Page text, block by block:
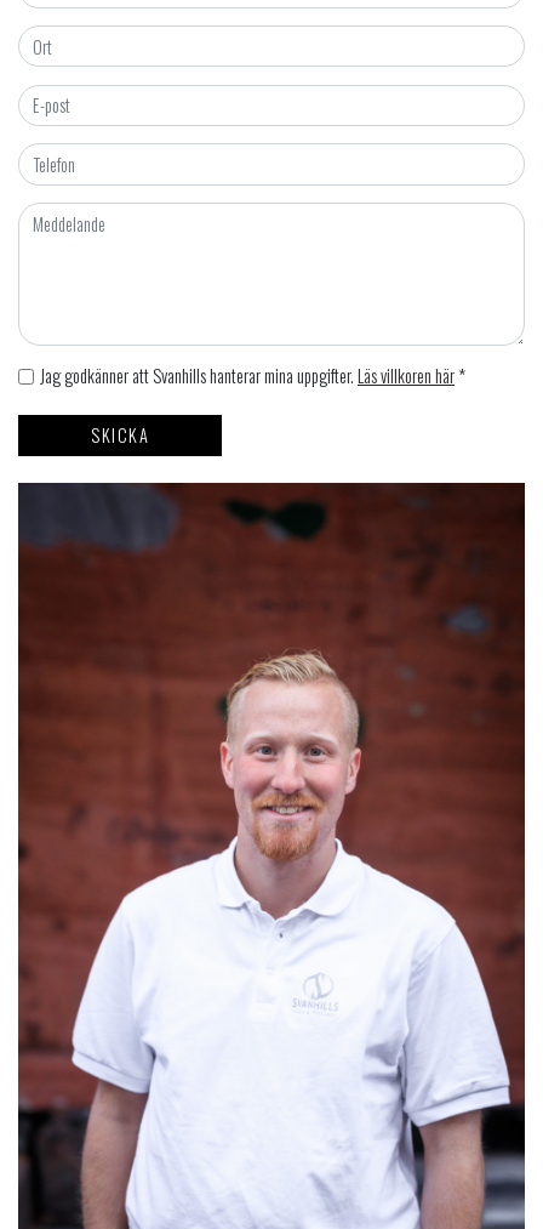
Jag godkänner att Svanhills hanterar mina uppgifter.Läs villkoren här*